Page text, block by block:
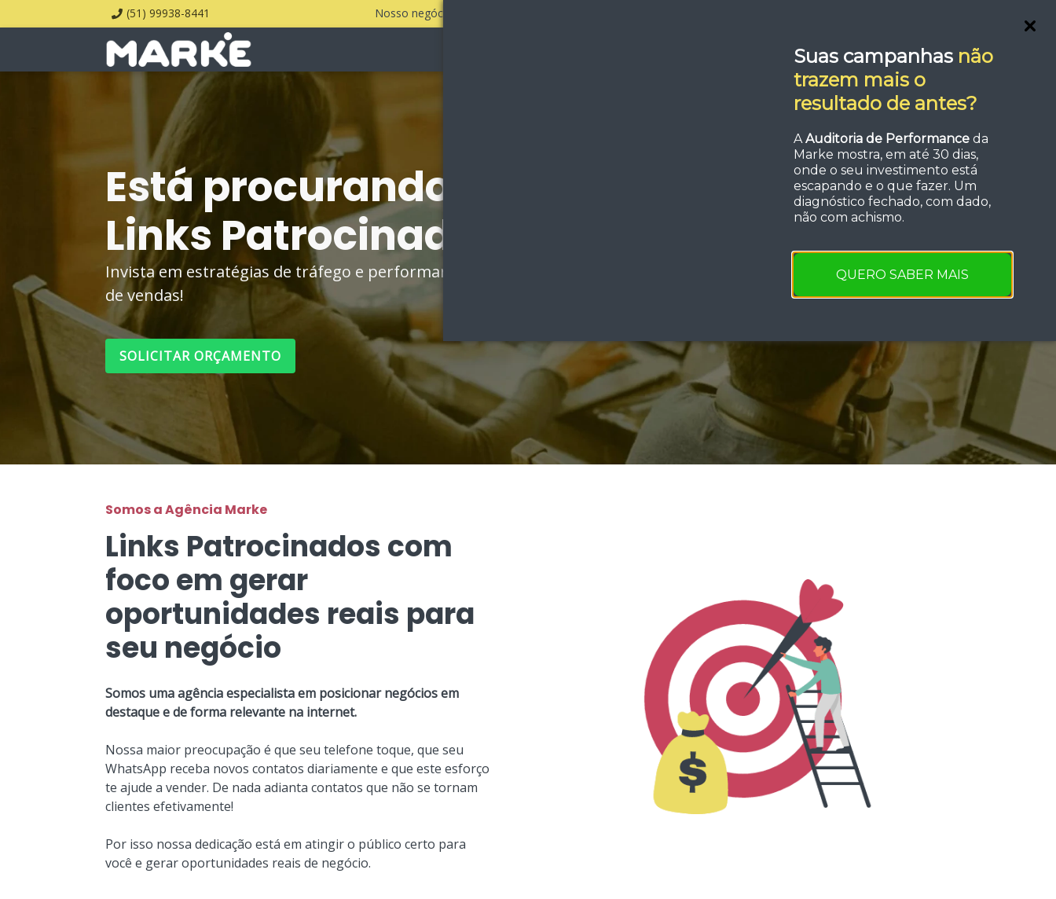
Suas campanhas não
trazem mais o
resultado de antes?
AAuditoria de Performance da
Marke mostra, em até 30 dias,
onde o seu investimento está
escapando e o que fazer. Um
diagnóstico fechado, com dado,
não com achismo.
QUERO SABER MAIS
(51) 99938-8441 Nosso negócio é fazer a sua empresa vender todos os dias!
FAQ Orçamento
Está procurando por Agência de
Links Patrocinados em Mauá?
Invista em estratégias de tráfego e performance e aumente sua força
de vendas!
SOLICITAR ORÇAMENTO
Somos a Agência Marke
Links Patrocinados com
foco em gerar
oportunidades reais para
seu negócio
Somos uma agência especialista em posicionar negócios em
destaque e de forma relevante na internet.
Nossa maior preocupação é que seu telefone toque, que seu
WhatsApp receba novos contatos diariamente e que este esforço
te ajude a vender. De nada adianta contatos que não se tornam
clientes efetivamente!
Por isso nossa dedicação está em atingir o público certo para
você e gerar oportunidades reais de negócio.